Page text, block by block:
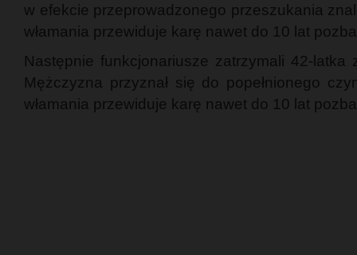
w efekcie przeprowadzonego przeszukania
włamania przewiduje karę nawet do 10 lat
Następnie funkcjonariusze zatrzymali 42-latka
Mężczyzna przyznał się do popełnionego
włamania przewiduje karę nawet do 10 lat